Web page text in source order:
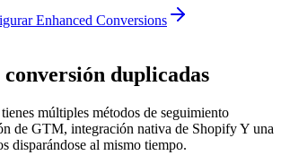
Enhanced Conversions
duplicadas
múltiples métodos de seguimiento
de GTM, integración nativa de Shopify Y una
disparándose al mismo tiempo.